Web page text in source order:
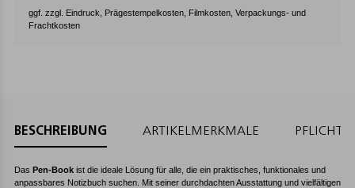
ggf. zzgl. Eindruck, Prägestempelkosten, Filmkosten, Verpackungs- und
Frachtkosten
BESCHREIBUNG ARTIKELMERKMALE
Das Pen-Book ist die ideale Lösung für alle, die ein praktisches, funktionales und
anpassbares Notizbuch suchen. Mit seiner durchdachten Ausstattung und vielfältigen